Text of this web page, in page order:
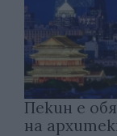
Пекин е
на